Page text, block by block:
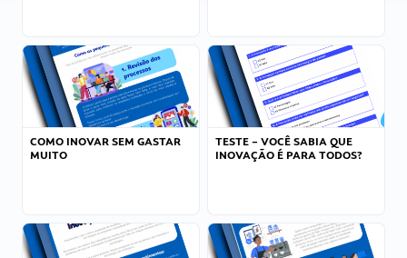
COMO INOVAR SEM GASTAR
MUITO
TESTE – VOCÊ SABIA QUE
INOVAÇÃO É PARA TODOS?